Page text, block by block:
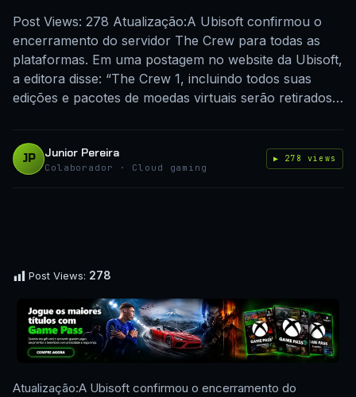
Post Views: 278 Atualização:A Ubisoft confirmou o
encerramento do servidor The Crew para todas as
plataformas. Em uma postagem no website da Ubisoft,
a editora disse: “The Crew 1, incluindo todos suas
edições e pacotes de moedas virtuais serão retirados…
JP Junior Pereira
Colaborador · Cloud gaming
▶ 278 views
Post Views: 278
Atualização:A Ubisoft confirmou o encerramento do